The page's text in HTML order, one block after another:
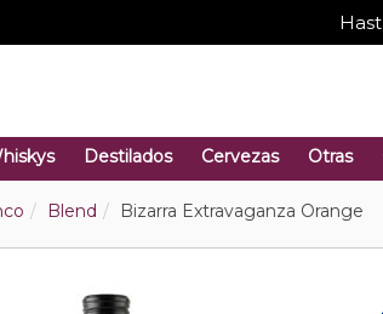
Destilados Cervezas Otras
Blend Bizarra Extravaganza Orange